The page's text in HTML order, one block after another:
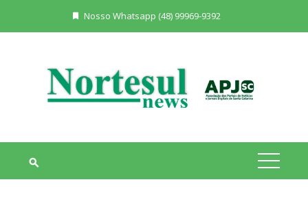
Nosso Whatsapp (48) 99969-9392